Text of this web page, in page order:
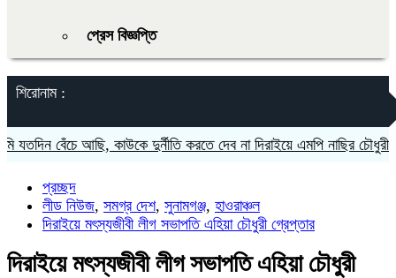
প্রেস বিজ্ঞপ্তি
শিরোনাম :
বেঁচে আছি, কাউকে দুর্নীতি করতে দেব না দিরাইয়ে এমপি নাছির চৌধুরী
প্রচ্ছদ
লীড নিউজ, সমগ্র দেশ, সুনামগঞ্জ, হাওরাঞ্চল
দিরাইয়ে মৎস্যজীবী লীগ সভাপতি এহিয়া চৌধুরী গ্রেপ্তার
দিরাইয়ে মৎস্যজীবী লীগ সভাপতি এহিয়া চৌধুরী